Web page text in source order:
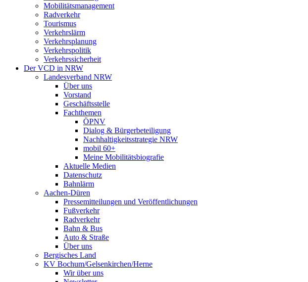
Mobilitätsmanagement
Radverkehr
Tourismus
Verkehrslärm
Verkehrsplanung
Verkehrspolitik
Verkehrssicherheit
Der VCD in NRW
Landesverband NRW
Über uns
Vorstand
Geschäftsstelle
Fachthemen
ÖPNV
Dialog & Bürgerbeteiligung
Nachhaltigkeitsstrategie NRW
mobil 60+
Meine Mobilitätsbiografie
Aktuelle Medien
Datenschutz
Bahnlärm
Aachen-Düren
Pressemitteilungen und Veröffentlichungen
Fußverkehr
Radverkehr
Bahn & Bus
Auto & Straße
Über uns
Bergisches Land
KV Bochum/Gelsenkirchen/Herne
Wir über uns